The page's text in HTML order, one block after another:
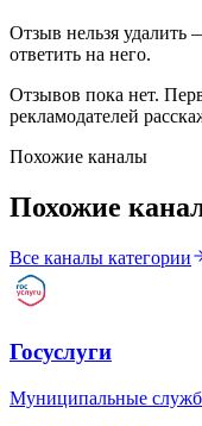
Отзыв нельзя удалить
ответить на него.
Отзывов пока нет.
рекламодателей
Похожие каналы
Похожие
Все каналы категории
Госуслуги
Муниципальные